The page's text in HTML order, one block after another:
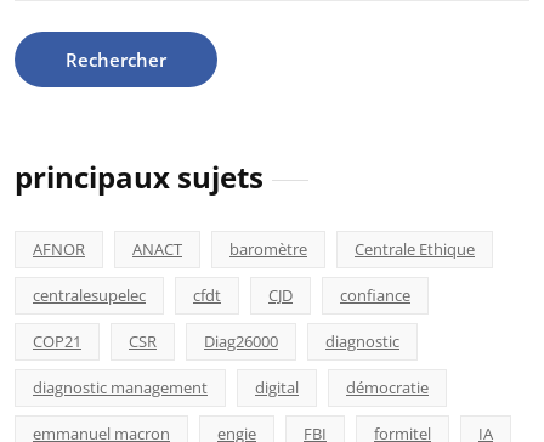
principaux sujets
AFNOR ANACT baromètre Centrale Ethique
centralesupelec cfdt CJD confiance
COP21 CSR Diag26000 diagnostic
diagnostic management digital démocratie
emmanuel macron engie FBI formitel IA